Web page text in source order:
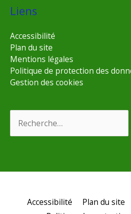
Liens
Accessibilité
Plan du site
Mentions légales
Politique de protection des
Gestion des cookies
Accessibilité Plan du site